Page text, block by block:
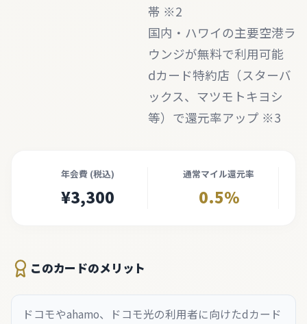
帯 ※2
国内・ハワイの主要空港ラ
ウンジが無料で利用可能
dカード特約店（スターバ
ックス、マツモトキヨシ
等）で還元率アップ ※3
年会費 (税込)
¥3,300
通常マイル還元率
0.5%
このカードのメリット
ドコモやahamo、ドコモ光の利用者に向けたdカード